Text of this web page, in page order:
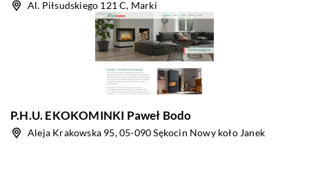
Al. Piłsudskiego 121 C, Marki
P.H.U. EKOKOMINKI Paweł Bodo
Aleja Krakowska 95, 05-090 Sękocin Nowy koło Janek